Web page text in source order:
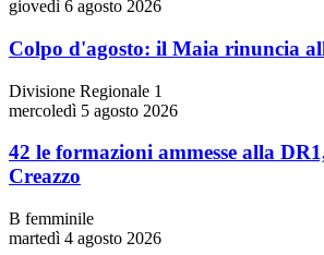
giovedì 6 agosto 2026
Colpo d'agosto: il Maia rinuncia
Divisione Regionale 1
mercoledì 5 agosto 2026
42 le formazioni ammesse alla
Creazzo
B femminile
martedì 4 agosto 2026